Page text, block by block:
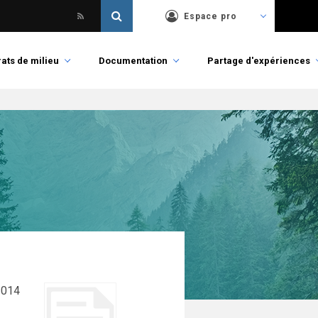
Espace pro
de milieu Documentation Partage d'expériences